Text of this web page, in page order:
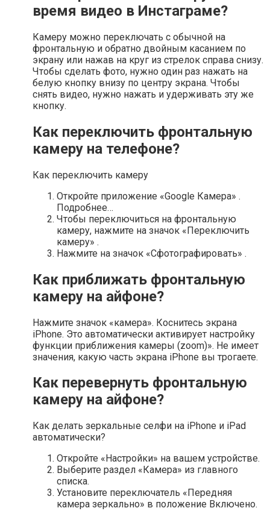
время видео в Инстаграме?
Камеру можно переключать с обычной на
фронтальную и обратно двойным касанием по
экрану или нажав на круг из стрелок справа снизу.
Чтобы сделать фото, нужно один раз нажать на
белую кнопку внизу по центру экрана. Чтобы
снять видео, нужно нажать и удерживать эту же
кнопку.
Как переключить фронтальную
камеру на телефоне?
Как переключить камеру
Откройте приложение «Google Камера» .
Подробнее…
Чтобы переключиться на фронтальную
камеру, нажмите на значок «Переключить
камеру» .
Нажмите на значок «Сфотографировать» .
Как приближать фронтальную
камеру на айфоне?
Нажмите значок «камера». Коснитесь экрана
iPhone. Это автоматически активирует настройку
функции приближения камеры (zoom)». Не имеет
значения, какую часть экрана iPhone вы трогаете.
Как перевернуть фронтальную
камеру на айфоне?
Как делать зеркальные селфи на iPhone и iPad
автоматически?
Откройте «Настройки» на вашем устройстве.
Выберите раздел «Камера» из главного
списка.
Установите переключатель «Передняя
камера зеркально» в положение Включено.